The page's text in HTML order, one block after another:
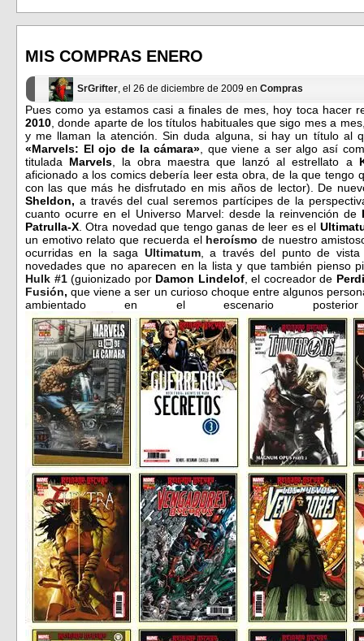
en
(Se
en
una
nueva)
en
(Se
en
una
nueva)
MIS COMPRAS ENERO
SrGrifter, el 26 de diciembre de 2009 en Compras
Pues como ya estamos casi a finales de mes, hoy toca hacer
2010 , donde aparte de los títulos habituales que sigo mes a
y me llaman la atención. Sin duda alguna, si hay un título al
«Marvels: El ojo de la cámara» , que viene a ser algo así
titulada Marvels , la obra maestra que lanzó al estrellato a
aficionado a los comics debería leer esta obra, de la que tengo
con las que más he disfrutado en mis años de lector). De
Sheldon, a través del cual seremos partícipes de la
cuanto ocurre en el Universo Marvel: desde la reinvención de
Patrulla-X . Otra novedad que tengo ganas de leer es el
un emotivo relato que recuerda el heroísmo de nuestro
ocurridas en la saga Ultimatum , a través del punto de vista
novedades que no aparecen en la lista y que también pienso
Hulk #1(guionizado por Damon Lindelof, el cocreador de
Fusión,que viene a ser un curioso choque entre algunos
ambientado en el escenario